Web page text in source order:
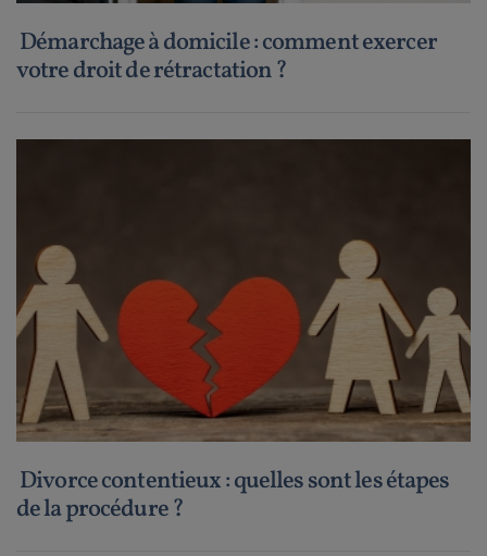
Démarchage à domicile : comment exercer
votre droit de rétractation ?
Divorce contentieux : quelles sont les étapes
de la procédure ?